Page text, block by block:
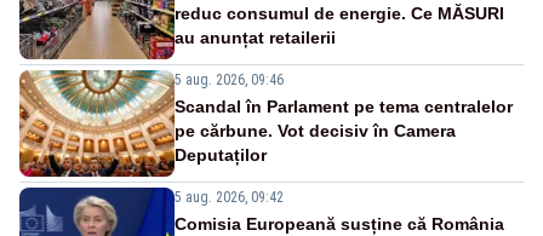
reduc consumul de energie. Ce MĂSURI
au anunțat retailerii
5 aug. 2026, 09:46
Scandal în Parlament pe tema centralelor
pe cărbune. Vot decisiv în Camera
Deputaților
5 aug. 2026, 09:42
Comisia Europeană susține că România